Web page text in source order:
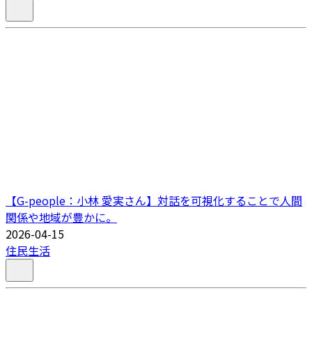
【G-people：小林 愛実さん】対話を可視化することで人間
関係や地域が豊かに。
2026-04-15
住民生活